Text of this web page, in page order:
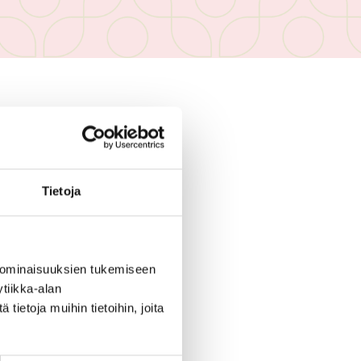
Tietoja
tukemiseen
alan
tietoja muihin tietoihin, joita
kupin ääressä tai musta t-